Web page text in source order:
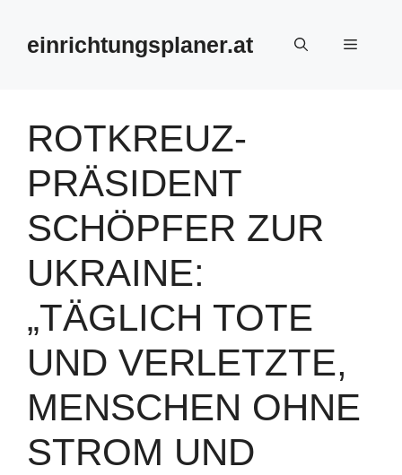
springeneinrichtungsplaner.at Menü
ROTKREUZ-
PRÄSIDENT
SCHÖPFER ZUR
UKRAINE:
„TÄGLICH TOTE
UND VERLETZTE,
MENSCHEN OHNE
STROM UND